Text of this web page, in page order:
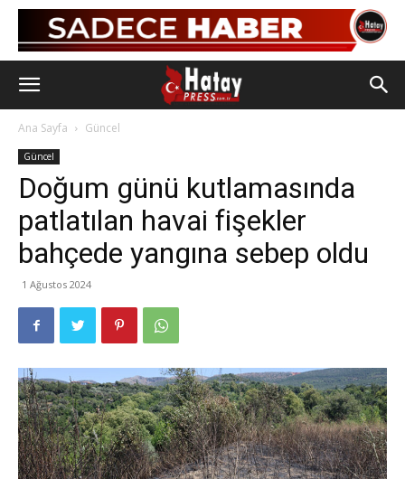
Ana Sayfa Güncel
Güncel
Doğum günü kutlamasında
patlatılan havai fişekler
bahçede yangına sebep oldu
1 Ağustos 2024